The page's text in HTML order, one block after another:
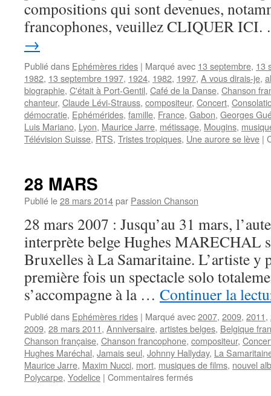
compositions qui sont devenues,
francophones, veuillez CLIQUER
→
Publié dans Ephémères rides | Marqué avec 13 septembre, 13
1982, 13 septembre 1997, 1924, 1982, 1997, A vous dirais-je,
biographie, C'était à Port-Gentil, Café de la Danse, Chanson
chanteur, Claude Lévi-Strauss, compositeur, Concert,
démocratie, Ephémérides, famille, France, Gabon, Georges
Luis Mariano, Lyon, Maurice Jarre, métissage, Mougins,
Télévision Suisse, RTS, Tristes tropiques, Une aurore se lève |
28 MARS
Publié le28 mars 2014par Passion Chanson
28 mars 2007 : Jusqu’au 31 mars,
interprète belge Hughes MARECHAL
Bruxelles à La Samaritaine. L’artiste y
première fois un spectacle solo
s’accompagne à la … Continuer la
Publié dans Ephémères rides | Marqué avec2007, 2009, 2011,
2009, 28 mars 2011, Anniversaire, artistes belges, Belgique
Chanson française, Chanson francophone, compositeur,
Hughes Maréchal, Jamais seul, Johnny Hallyday, La
Maurice Jarre, Maxim Nucci, mort, musiques de films, nouvel
Polycarpe, Yodelice | Commentaires ferméssur